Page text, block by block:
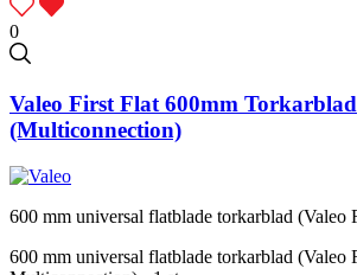
0
Valeo First Flat 600mm Torkarblad
(Multiconnection)
600 mm universal flatblade torkarblad (Valeo
600 mm universal flatblade torkarblad (Valeo